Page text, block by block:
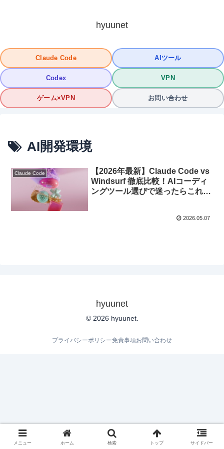
hyuunet
Claude Code AIツール
Codex VPN
ゲーム×VPN お問い合わせ
AI開発環境
Claude Code
【2026年最新】Claude Code vs
Windsurf 徹底比較！AIコーディ
ングツール選びで迷ったらこれを
2026.05.07
hyuunet
© 2026 hyuunet.
プライバシーポリシー免責事項お問い合わせ
メニュー ホーム 検索 トップ サイドバー